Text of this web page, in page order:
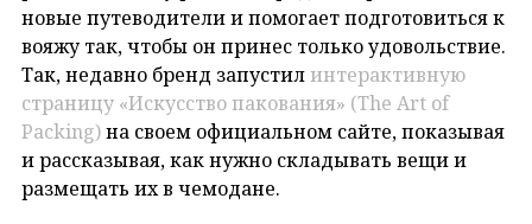
новые путеводители и помогает подготовиться к
вояжу так, чтобы он принес только удовольствие.
Так, недавно бренд запустил интерактивную
страницу «Искусство пакования» (The Art of
Packing)на своем официальном сайте, показывая
и рассказывая, как нужно складывать вещи и
размещать их в чемодане.